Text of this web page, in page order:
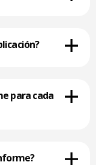
para cada